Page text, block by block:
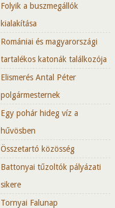
Folyik a buszmegállók
kialakítása
Romániai és magyarországi
tartalékos katonák találkozója
Elismerés Antal Péter
polgármesternek
Egy pohár hideg víz a
hűvösben
Összetartó közösség
Battonyai tűzoltók pályázati
sikere
Tornyai Falunap